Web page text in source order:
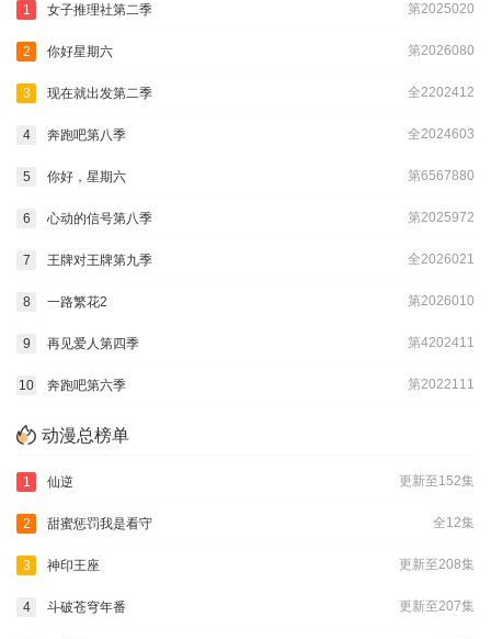
第2025020
1 女子推理社第二季
第2026080
2 你好星期六
全2202412
3 现在就出发第二季
全2024603
4 奔跑吧第八季
第6567880
5 你好，星期六
第2025972
6 心动的信号第八季
全2026021
7 王牌对王牌第九季
第2026010
8 一路繁花2
第4202411
9 再见爱人第四季
第2022111
10 奔跑吧第六季
动漫总榜单
更新至152集
1 仙逆
全12集
2 甜蜜惩罚我是看守
更新至208集
3 神印王座
更新至207集
4 斗破苍穹年番